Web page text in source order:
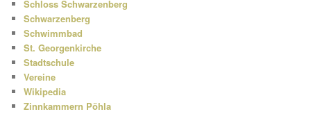
Schloss Schwarzenberg
Schwarzenberg
Schwimmbad
St. Georgenkirche
Stadtschule
Vereine
Wikipedia
Zinnkammern Pöhla